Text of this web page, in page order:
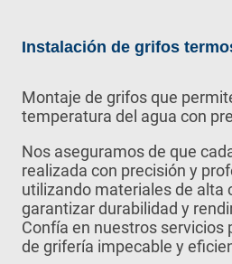
Instalación de grifos
Montaje de grifos que
temperatura del agua con
Nos aseguramos de que
realizada con precisión y
utilizando materiales de alta
garantizar durabilidad y
Confía en nuestros servicios
de grifería impecable y